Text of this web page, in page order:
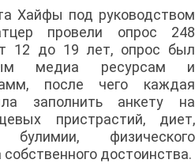
Хайфы под руководством
провели опрос 248
12 до 19 лет, опрос был
медиа ресурсам и
после чего каждая
заполнить анкету на
пристрастий, диет,
физического
собственного достоинства.